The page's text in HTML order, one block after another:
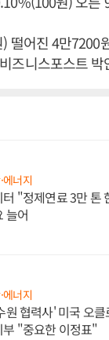
떨어진 4만
즈니스포스트 박
에너지
"정제연료 3만 톤
늘어
에너지
원 협력사' 미국 오
부 "중요한 이정표"